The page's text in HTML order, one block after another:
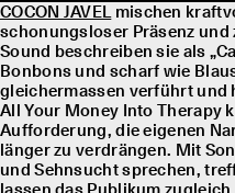
COCON JAVELmischen
schonungsloser Präsenz
Sound beschreiben sie als
Bonbons und scharf wie
gleichermassen verführt und
All Your Money Into Therapy
Aufforderung, die eigenen
länger zu verdrängen. Mit
und Sehnsucht sprechen,